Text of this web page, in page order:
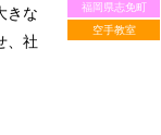
福岡県志免町
空手教室
きな
、社